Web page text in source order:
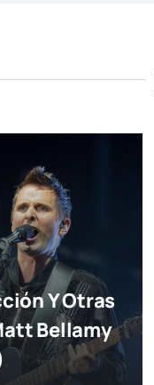
Y Otras
Bellamy